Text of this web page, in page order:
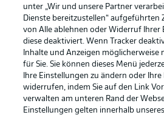
Football as it's
BUNDESLIGA APP
unter „Wir und unsere Partner
Dienste bereitzustellen“ aufgeführten
von Alle ablehnen oder Widerruf Ihrer
diese deaktiviert. Wenn Tracker
Inhalte und Anzeigen möglicherweise
für Sie. Sie können dieses Menü
Ihre Einstellungen zu ändern oder
widerrufen, indem Sie auf den Link
verwalten am unteren Rand der
Einstellungen gelten innerhalb